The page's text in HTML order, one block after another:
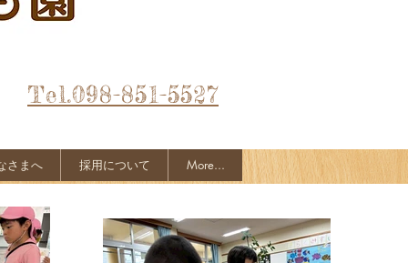
Tel.098-851-5527
さまへ 採用について More...